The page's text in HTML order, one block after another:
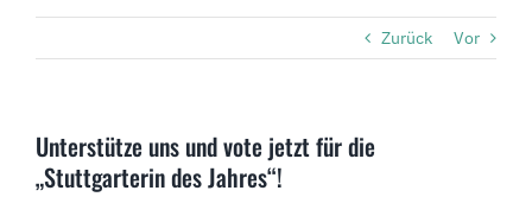
Zurück Vor
Unterstütze uns und vote jetzt für die
„Stuttgarterin des Jahres“!